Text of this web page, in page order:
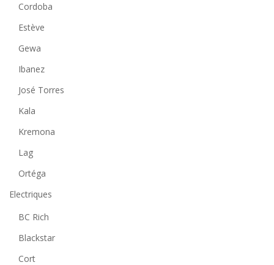
Cordoba
Estève
Gewa
Ibanez
José Torres
Kala
Kremona
Lag
Ortéga
Electriques
BC Rich
Blackstar
Cort